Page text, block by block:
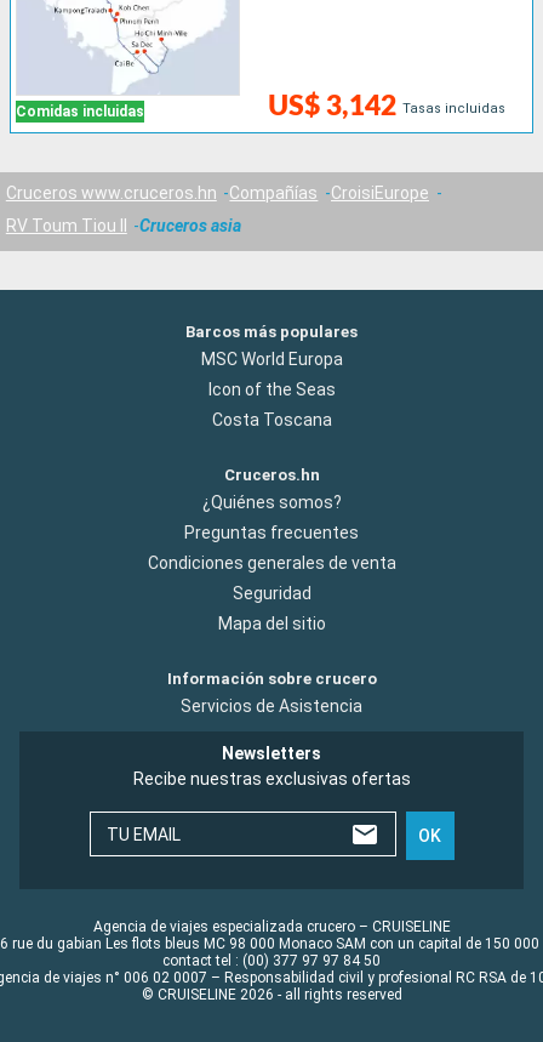
Comidas incluidas US$ 3,142 Tasas incluidas
Cruceros www.cruceros.hn Compañías
CroisiEurope
RV Toum Tiou II
Cruceros asia
Barcos más populares
MSC World Europa
Icon of the Seas
Costa Toscana
Cruceros.hn
¿Quiénes somos?
Preguntas frecuentes
Condiciones generales de venta
Seguridad
Mapa del sitio
Información sobre crucero
Servicios de Asistencia
Newsletters
Recibe nuestras exclusivas ofertas
TU EMAIL OK
Agencia de viajes especializada crucero – CRUISELINE
rue du gabian Les flots bleus MC 98 000 Monaco SAM con un capital de 150 000
contact tel : (00) 377 97 97 84 50
de viajes n° 006 02 0007 – Responsabilidad civil y profesional RC RSA de
© CRUISELINE 2026 - all rights reserved